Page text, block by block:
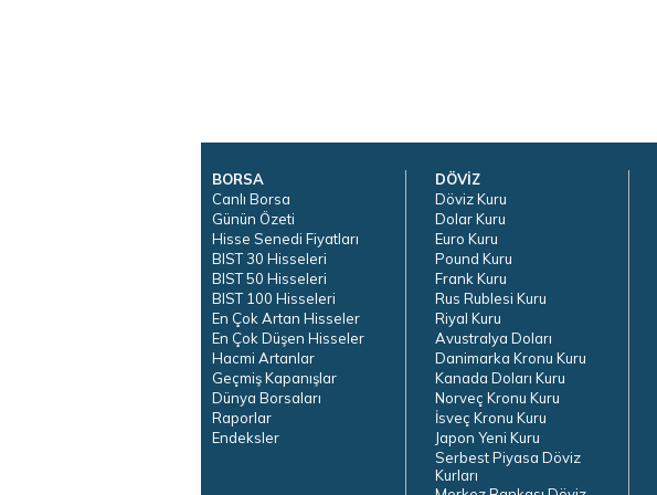
BORSA
Canlı Borsa
Günün Özeti
Hisse Senedi Fiyatları
BIST 30 Hisseleri
BIST 50 Hisseleri
BIST 100 Hisseleri
En Çok Artan Hisseler
En Çok Düşen Hisseler
Hacmi Artanlar
Geçmiş Kapanışlar
Dünya Borsaları
Raporlar
Endeksler
DÖVİZ
Döviz Kuru
Dolar Kuru
Euro Kuru
Pound Kuru
Frank Kuru
Rus Rublesi Kuru
Riyal Kuru
Avustralya Doları
Danimarka Kronu Kuru
Kanada Doları Kuru
Norveç Kronu Kuru
İsveç Kronu Kuru
Japon Yeni Kuru
Serbest Piyasa Döviz
Kurları